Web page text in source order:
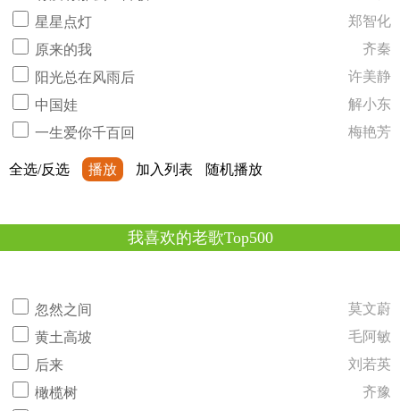
星星点灯
郑智化
原来的我
齐秦
阳光总在风雨后
许美静
中国娃
解小东
一生爱你千百回
梅艳芳
全选/反选 播放 加入列表 随机播放
我喜欢的老歌Top500
忽然之间
莫文蔚
黄土高坡
毛阿敏
后来
刘若英
橄榄树
齐豫